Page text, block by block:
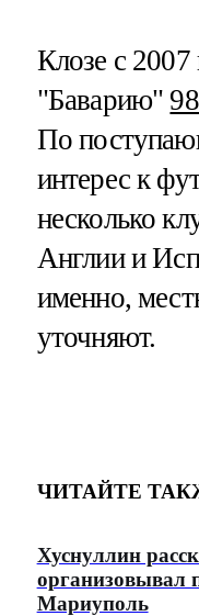
Клозе с 2007
"Баварию"
По
интерес к
несколько
Англии и
именно,
уточняют.
ЧИТАЙТЕ
Хуснуллин
организовывал
Мариуполь